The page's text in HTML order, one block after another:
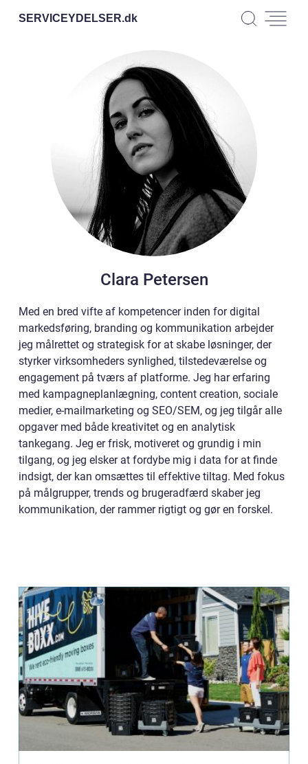
SERVICEYDELSER.dk
Clara Petersen
Med en bred vifte af kompetencer inden for digital
markedsføring, branding og kommunikation arbejder
jeg målrettet og strategisk for at skabe løsninger, der
styrker virksomheders synlighed, tilstedeværelse og
engagement på tværs af platforme. Jeg har erfaring
med kampagneplanlægning, content creation, sociale
medier, e-mailmarketing og SEO/SEM, og jeg tilgår alle
opgaver med både kreativitet og en analytisk
tankegang. Jeg er frisk, motiveret og grundig i min
tilgang, og jeg elsker at fordybe mig i data for at finde
indsigt, der kan omsættes til effektive tiltag. Med fokus
på målgrupper, trends og brugeradfærd skaber jeg
kommunikation, der rammer rigtigt og gør en forskel.